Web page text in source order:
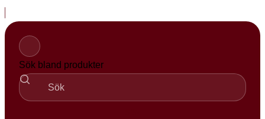
till
innehåll
Sök bland produkter